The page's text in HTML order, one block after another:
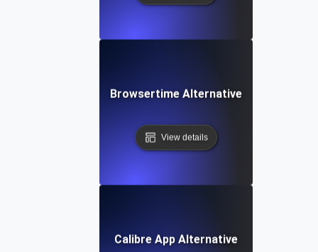
Browsertime Alternative
View details
Calibre App Alternative